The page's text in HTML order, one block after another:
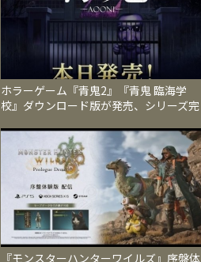
ホラーゲーム『青鬼2』『青鬼 臨海学
校』ダウンロード版が発売、シリーズ完
『モンスターハンターワイルズ』序盤体